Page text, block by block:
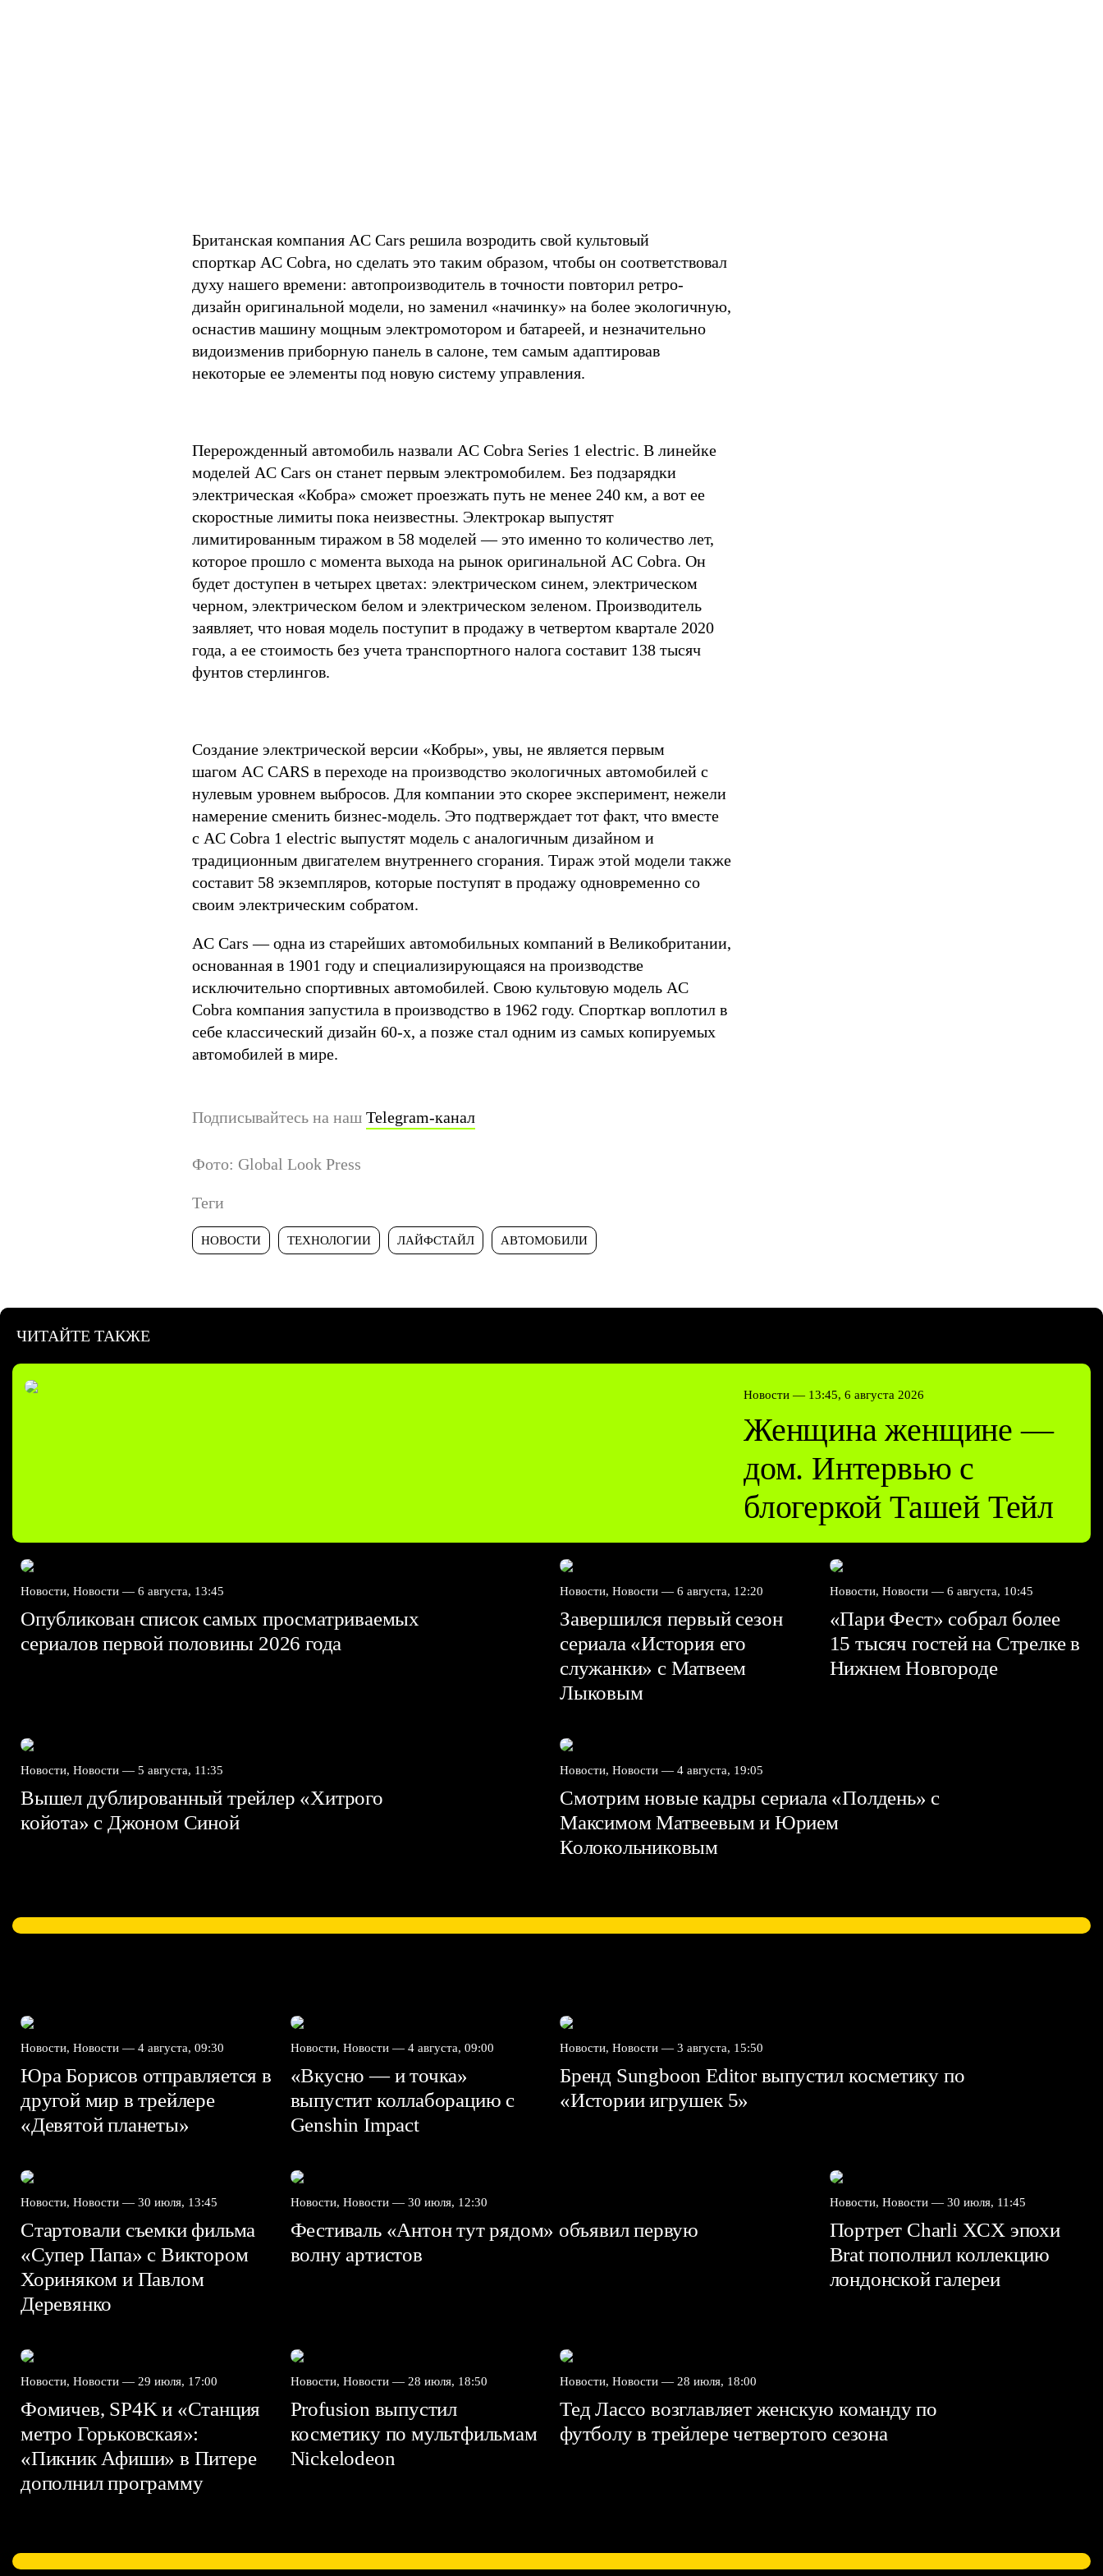
Британская компания AC Cars решила возродить свой культовый
спорткар AC Cobra, но сделать это таким образом, чтобы он соответствовал
духу нашего времени: автопроизводитель в точности повторил ретро-
дизайн оригинальной модели, но заменил «начинку» на более экологичную,
оснастив машину мощным электромотором и батареей, и незначительно
видоизменив приборную панель в салоне, тем самым адаптировав
некоторые ее элементы под новую систему управления.
Перерожденный автомобиль назвали AC Cobra Series 1 electric. В линейке
моделей AC Cars он станет первым электромобилем. Без подзарядки
электрическая «Кобра» сможет проезжать путь не менее 240 км, а вот ее
скоростные лимиты пока неизвестны. Электрокар выпустят
лимитированным тиражом в 58 моделей — это именно то количество лет,
которое прошло с момента выхода на рынок оригинальной AC Cobra. Он
будет доступен в четырех цветах: электрическом синем, электрическом
черном, электрическом белом и электрическом зеленом. Производитель
заявляет, что новая модель поступит в продажу в четвертом квартале 2020
года, а ее стоимость без учета транспортного налога составит 138 тысяч
фунтов стерлингов.
Создание электрической версии «Кобры», увы, не является первым
шагом AC CARS в переходе на производство экологичных автомобилей с
нулевым уровнем выбросов. Для компании это скорее эксперимент, нежели
намерение сменить бизнес-модель. Это подтверждает тот факт, что вместе
с AC Cobra 1 electric выпустят модель с аналогичным дизайном и
традиционным двигателем внутреннего сгорания. Тираж этой модели также
составит 58 экземпляров, которые поступят в продажу одновременно со
своим электрическим собратом.
AC Cars — одна из старейших автомобильных компаний в Великобритании,
основанная в 1901 году и специализирующаяся на производстве
исключительно спортивных автомобилей. Свою культовую модель AC
Cobra компания запустила в производство в 1962 году. Спорткар воплотил в
себе классический дизайн 60-х, а позже стал одним из самых копируемых
автомобилей в мире.
Подписывайтесь на наш Telegram-канал
Фото: Global Look Press
Теги
НОВОСТИ ТЕХНОЛОГИИ ЛАЙФСТАЙЛ АВТОМОБИЛИ
ЧИТАЙТЕ ТАКЖЕ
Новости — 13:45, 6 августа 2026
Женщина женщине —
дом. Интервью с
блогеркой Ташей Тейл
Новости, Новости — 6 августа, 13:45
Опубликован список самых просматриваемых
сериалов первой половины 2026 года
Новости, Новости — 6 августа, 12:20
Завершился первый сезон
сериала «История его
служанки» с Матвеем
Лыковым
Новости, Новости — 6 августа, 10:45
«Пари Фест» собрал более
15 тысяч гостей на Стрелке в
Нижнем Новгороде
Новости, Новости — 5 августа, 11:35
Вышел дублированный трейлер «Хитрого
койота» с Джоном Синой
Новости, Новости — 4 августа, 19:05
Смотрим новые кадры сериала «Полдень» с
Максимом Матвеевым и Юрием
Колокольниковым
Новости, Новости — 4 августа, 09:30
Юра Борисов отправляется в
другой мир в трейлере
«Девятой планеты»
Новости, Новости — 4 августа, 09:00
«Вкусно — и точка»
выпустит коллаборацию с
Genshin Impact⁠⁠
Новости, Новости — 3 августа, 15:50
Бренд Sungboon Editor выпустил косметику по
«Истории игрушек 5»
Новости, Новости — 30 июля, 13:45
Стартовали съемки фильма
«Супер Папа» с Виктором
Хориняком и Павлом
Деревянко
Новости, Новости — 30 июля, 12:30
Фестиваль «Антон тут рядом» объявил первую
волну артистов
Новости, Новости — 30 июля, 11:45
Портрет Charli XCX эпохи
Brat пополнил коллекцию
лондонской галереи
Новости, Новости — 29 июля, 17:00
Фомичев, SP4K и «Станция
метро Горьковская»:
«Пикник Афиши» в Питере
дополнил программу
Новости, Новости — 28 июля, 18:50
Profusion выпустил
косметику по мультфильмам
Nickelodeon
Новости, Новости — 28 июля, 18:00
Тед Лассо возглавляет женскую команду по
футболу в трейлере четвертого сезона